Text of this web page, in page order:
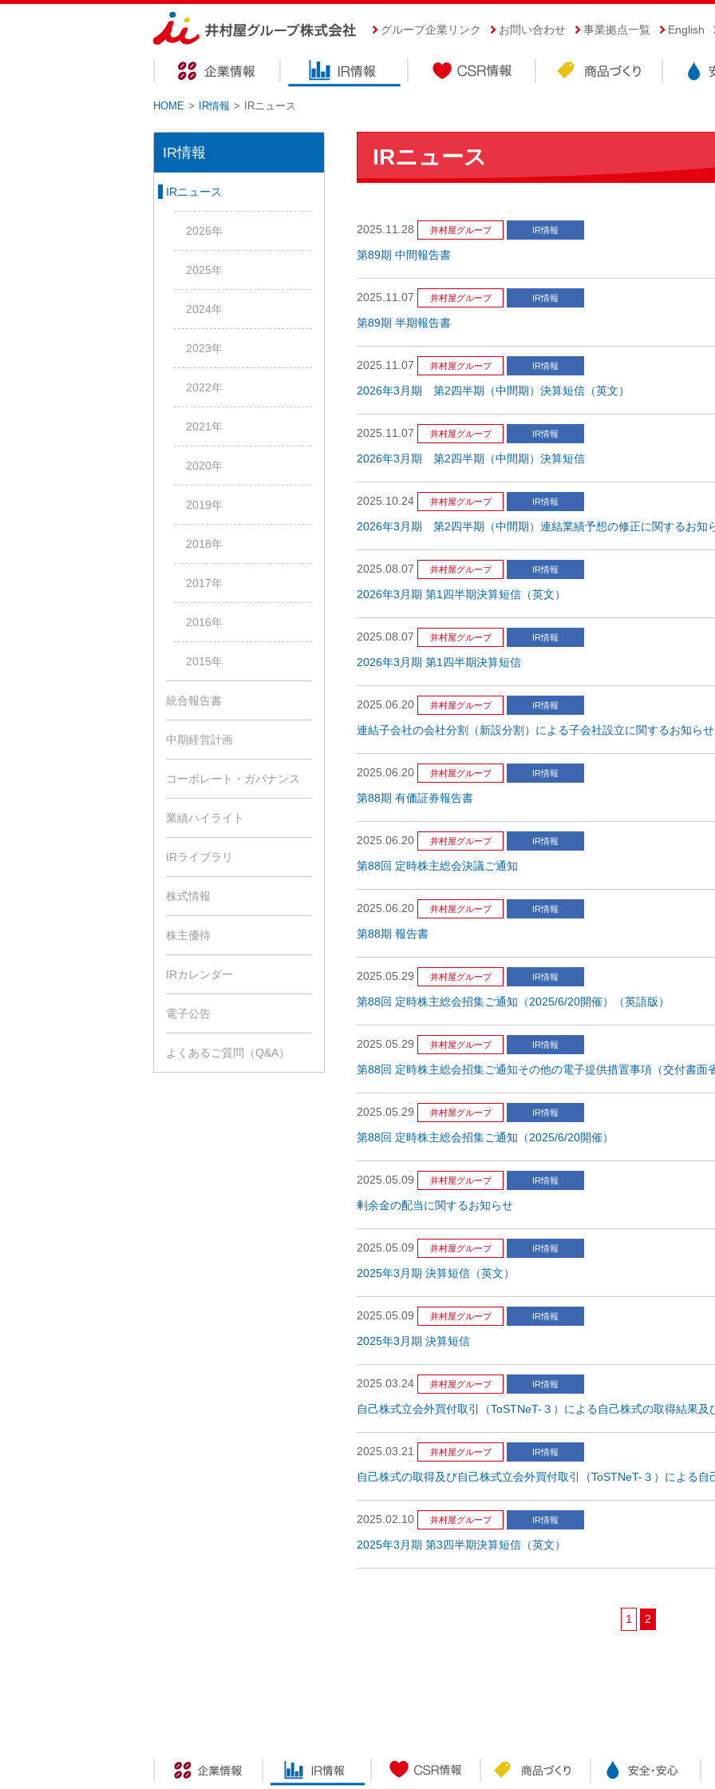
グループ企業リンク お問い合わせ 事業拠点一覧 English
HOME > IR情報 > IRニュース
IRニュース
2025.11.28 井村屋グループ IR情報
第89期 中間報告書
2025.11.07 井村屋グループ IR情報
第89期 半期報告書
2025.11.07 井村屋グループ IR情報
2026年3月期 第2四半期（中間期）決算短信（英文）
2025.11.07 井村屋グループ IR情報
2026年3月期 第2四半期（中間期）決算短信
2025.10.24 井村屋グループ IR情報
2026年3月期 第2四半期（中間期）連結業績予想の修正に関するお知
2025.08.07 井村屋グループ IR情報
2026年3月期 第1四半期決算短信（英文）
2025.08.07 井村屋グループ IR情報
2026年3月期 第1四半期決算短信
2025.06.20 井村屋グループ IR情報
連結子会社の会社分割（新設分割）による子会社設立に関するお知らせ
2025.06.20 井村屋グループ IR情報
第88期 有価証券報告書
2025.06.20 井村屋グループ IR情報
第88回 定時株主総会決議ご通知
2025.06.20 井村屋グループ IR情報
第88期 報告書
2025.05.29 井村屋グループ IR情報
第88回 定時株主総会招集ご通知（2025/6/20開催）（英語版）
2025.05.29 井村屋グループ IR情報
第88回 定時株主総会招集ご通知その他の電子提供措置事項（交付書面
2025.05.29 井村屋グループ IR情報
第88回 定時株主総会招集ご通知（2025/6/20開催）
2025.05.09 井村屋グループ IR情報
剰余金の配当に関するお知らせ
2025.05.09 井村屋グループ IR情報
2025年3月期 決算短信（英文）
2025.05.09 井村屋グループ IR情報
2025年3月期 決算短信
2025.03.24 井村屋グループ IR情報
自己株式立会外買付取引（ToSTNeT-３）による自己株式の取得結果
2025.03.21 井村屋グループ IR情報
自己株式の取得及び自己株式立会外買付取引（ToSTNeT-３）による
2025.02.10 井村屋グループ IR情報
2025年3月期 第3四半期決算短信（英文）
1 2
IR情報
IRニュース
2026年
2025年
2024年
2023年
2022年
2021年
2020年
2019年
2018年
2017年
2016年
2015年
統合報告書
中期経営計画
コーポレート・ガバナンス
業績ハイライト
IRライブラリ
株式情報
株主優待
IRカレンダー
電子公告
よくあるご質問（Q&A）